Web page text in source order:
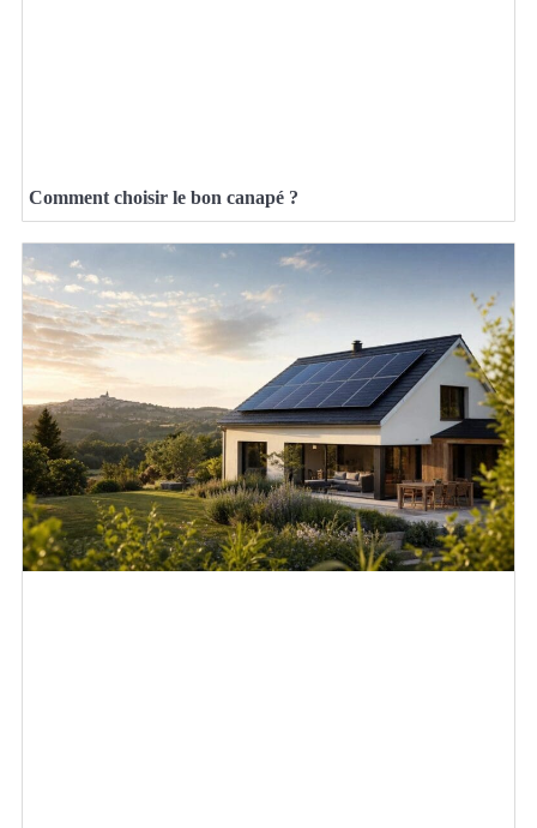
Comment choisir le bon canapé ?